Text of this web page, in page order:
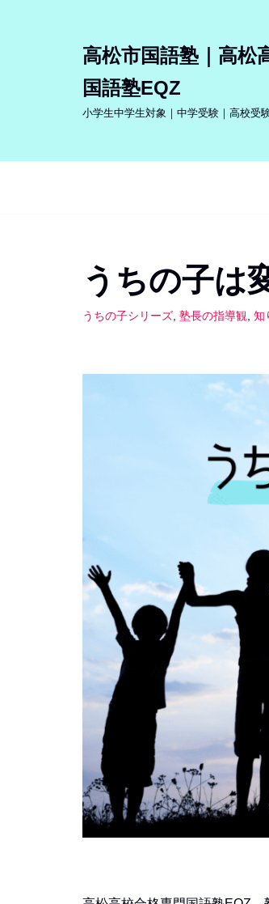
高松市国語塾｜高松
国語塾EQZ
小学生中学生対象｜中学受験｜高校受
うちの子は
うちの子シリーズ 塾長の指導観 知